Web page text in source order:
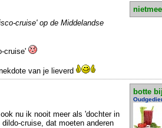
cruise' op de Middelandse
cruise'
van je lieverd
botte
nu ik nooit meer als 'dochter in
cruise, dat moeten anderen